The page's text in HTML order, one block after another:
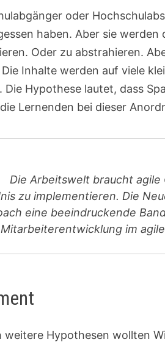
oder
haben. Aber sie
Oder zu abstrahieren.
Inhalte werden auf viele
Hypothese lautet, dass
Lernenden bei dieser
Die Arbeitswelt braucht agile
zu implementieren. Die
eine beeindruckende
im
weitere Hypothesen wollten